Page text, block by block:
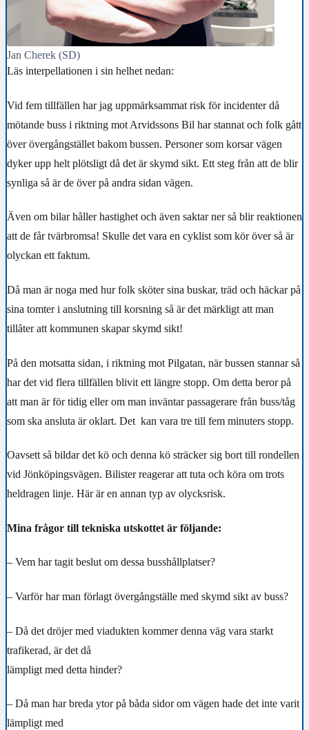
Jan Cherek (SD)
Läs interpellationen i sin helhet nedan:
Vid fem tillfällen har jag uppmärksammat risk för incidenter då
mötande buss i riktning mot Arvidssons Bil har stannat och folk gått
över övergångstället bakom bussen. Personer som korsar vägen
dyker upp helt plötsligt då det är skymd sikt. Ett steg från att de blir
synliga så är de över på andra sidan vägen.
Även om bilar håller hastighet och även saktar ner så blir reaktionen
att de får tvärbromsa! Skulle det vara en cyklist som kör över så är
olyckan ett faktum.
Då man är noga med hur folk sköter sina buskar, träd och häckar på
sina tomter i anslutning till korsning så är det märkligt att man
tillåter att kommunen skapar skymd sikt!
På den motsatta sidan, i riktning mot Pilgatan, när bussen stannar så
har det vid flera tillfällen blivit ett längre stopp. Om detta beror på
att man är för tidig eller om man inväntar passagerare från buss/tåg
som ska ansluta är oklart. Det kan vara tre till fem minuters stopp.
Oavsett så bildar det kö och denna kö sträcker sig bort till rondellen
vid Jönköpingsvägen. Bilister reagerar att tuta och köra om trots
heldragen linje. Här är en annan typ av olycksrisk.
Mina frågor till tekniska utskottet är följande:
– Vem har tagit beslut om dessa busshållplatser?
– Varför har man förlagt övergångställe med skymd sikt av buss?
– Då det dröjer med viadukten kommer denna väg vara starkt
trafikerad, är det då
lämpligt med detta hinder?
– Då man har breda ytor på båda sidor om vägen hade det inte varit
lämpligt med